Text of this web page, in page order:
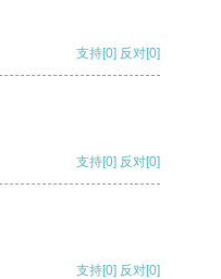
支持[0] 反对[0]
支持[0] 反对[0]
支持[0] 反对[0]